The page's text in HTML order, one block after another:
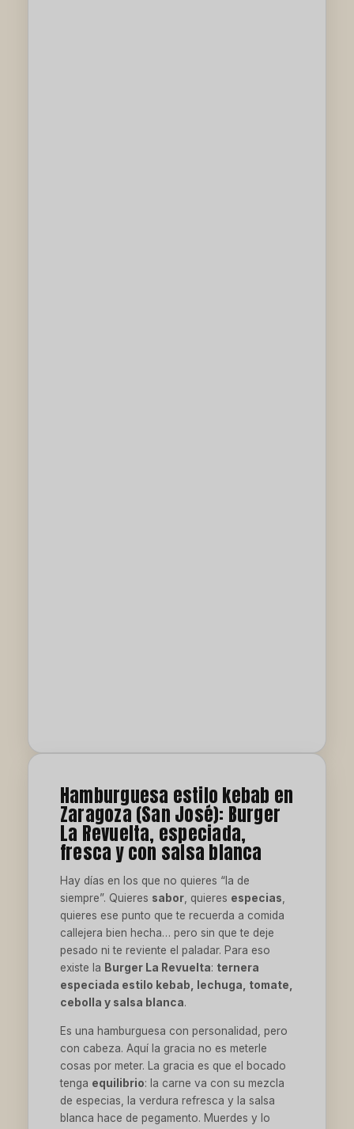
Hamburguesa estilo kebab en
Zaragoza (San José): Burger
La Revuelta, especiada,
fresca y con salsa blanca
Hay días en los que no quieres “la de
siempre”. Quieres sabor , quieres especias
quieres ese punto que te recuerda a comida
callejera bien hecha… pero sin que te deje
pesado ni te reviente el paladar. Para eso
existe la Burger La Revuelta: ternera
especiada estilo kebab, lechuga, tomate,
cebolla y salsa blanca.
Es una hamburguesa con personalidad, pero
con cabeza. Aquí la gracia no es meterle
cosas por meter. La gracia es que el bocado
tenga equilibrio: la carne va con su mezcla
de especias, la verdura refresca y la salsa
blanca hace de pegamento. Muerdes y lo